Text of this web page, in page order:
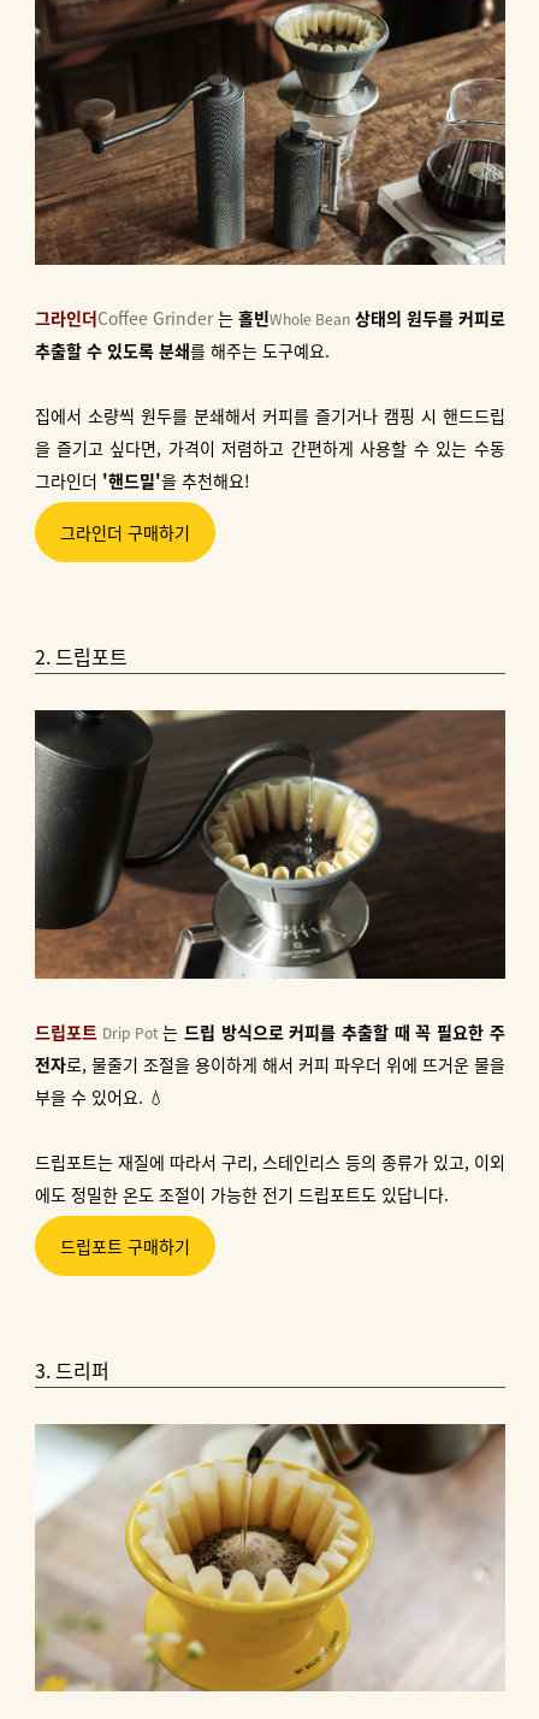
그라인더Coffee Grinder는 홀빈Whole Bean 상태의 원두를 커피로
추출할 수 있도록 분쇄를 해주는 도구예요.
집에서 소량씩 원두를 분쇄해서 커피를 즐기거나 캠핑 시 핸드드립
을 즐기고 싶다면, 가격이 저렴하고 간편하게 사용할 수 있는 수동
그라인더 '핸드밀'을 추천해요!
그라인더 구매하기
2. 드립포트
드립포트 Drip Pot는드립 방식으로 커피를 추출할 때 꼭 필요한 주
전자로, 물줄기 조절을 용이하게 해서 커피 파우더 위에 뜨거운 물을
부을 수 있어요. 💧
드립포트는 재질에 따라서 구리, 스테인리스 등의 종류가 있고, 이외
에도 정밀한 온도 조절이 가능한 전기 드립포트도 있답니다.
드립포트 구매하기
3. 드리퍼